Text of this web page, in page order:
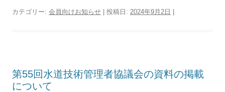
カテゴリー: 会員向けお知らせ | 投稿日: 2024年9月2日 |
第55回水道技術管理者協議会の資料の掲載
について